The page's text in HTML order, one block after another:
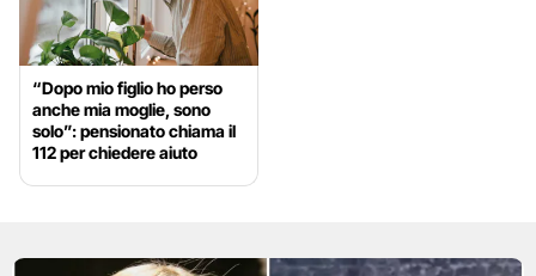
“Dopo mio figlio ho perso
anche mia moglie, sono
solo”: pensionato chiama il
112 per chiedere aiuto